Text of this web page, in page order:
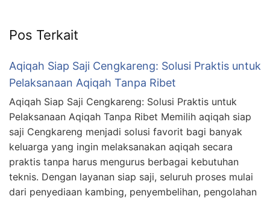
Pos Terkait
Aqiqah Siap Saji Cengkareng: Solusi Praktis untuk
Pelaksanaan Aqiqah Tanpa Ribet
Aqiqah Siap Saji Cengkareng: Solusi Praktis untuk
Pelaksanaan Aqiqah Tanpa Ribet Memilih aqiqah siap
saji Cengkareng menjadi solusi favorit bagi banyak
keluarga yang ingin melaksanakan aqiqah secara
praktis tanpa harus mengurus berbagai kebutuhan
teknis. Dengan layanan siap saji, seluruh proses mulai
dari penyediaan kambing, penyembelihan, pengolahan